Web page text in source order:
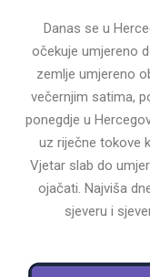
Danas se u
očekuje umjereno
zemlje umjereno
večernjim satima,
ponegdje u
uz riječne tokove
Vjetar slab do
ojačati. Najviša
sjeveru i